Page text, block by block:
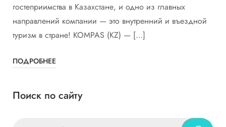
гостеприимства в Казахстане, и одно из главных
направлений компании — это внутренний и въездной
туризм в стране! KOMPAS (KZ) — […]
ПОДРОБНЕЕ
Поиск по сайту